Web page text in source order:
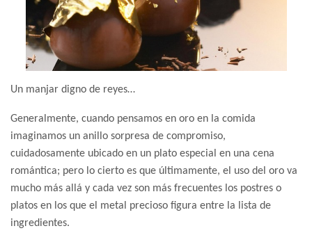
Un manjar digno de reyes…
Generalmente, cuando pensamos en oro en la comida
imaginamos un anillo sorpresa de compromiso,
cuidadosamente ubicado en un plato especial en una cena
romántica; pero lo cierto es que últimamente, el uso del oro va
mucho más allá y cada vez son más frecuentes los postres o
platos en los que el metal precioso figura entre la lista de
ingredientes.